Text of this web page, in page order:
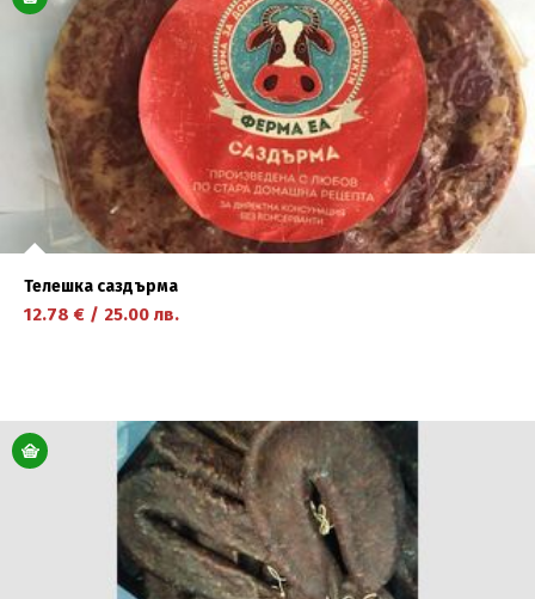
Телешка саздърма
12.78 € / 25.00 лв.
научете повече